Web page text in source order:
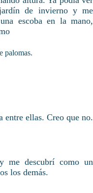
de invierno y me
escoba en la mano,
palomas.
entre ellas. Creo que no.
me descubrí como un
los demás.